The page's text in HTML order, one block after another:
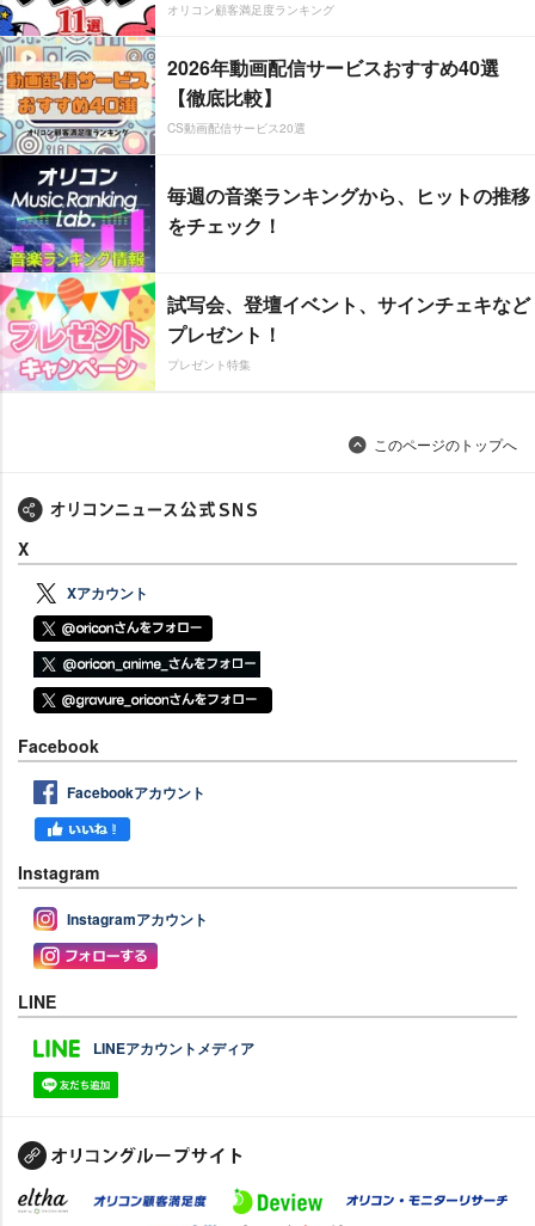
オリコン顧客満足度ランキング
2026年動画配信サービスおすすめ40選
【徹底比較】
CS動画配信サービス20選
毎週の音楽ランキングから、ヒットの推移
をチェック！
試写会、登壇イベント、サインチェキなど
プレゼント！
プレゼント特集
このページのトップへ
X
Xアカウント
Facebook
Facebookアカウント
Instagram
Instagramアカウント
LINE
LINEアカウントメディア